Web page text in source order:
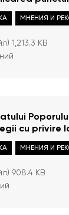
nr.
unic 167/
1,213.3 KB
МНЕНИЯ И
cu privire
a unui bun
908.4 KB
МНЕНИЯ И